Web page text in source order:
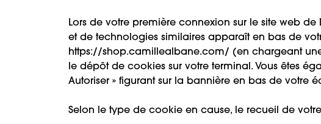
Lors de votre première connexion sur le site web
et de technologies similaires apparaît en bas de
https://shop.camillealbane.com/ (en chargeant
le dépôt de cookies sur votre terminal. Vous êtes
Autoriser » figurant sur la bannière en bas de votre
Selon le type de cookie en cause, le recueil de